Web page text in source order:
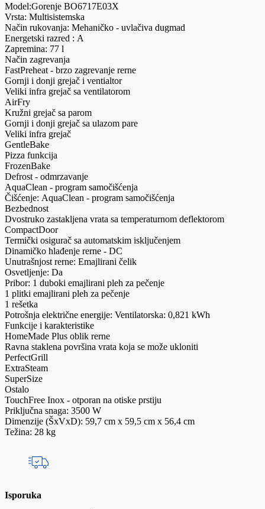
Model:Gorenje BO6717E03X
Vrsta: Multisistemska
Način rukovanja: Mehaničko - uvlačiva dugmad
Energetski razred : A
Zapremina: 77 l
Način zagrevanja
FastPreheat - brzo zagrevanje rerne
Gornji i donji grejač i ventialtor
Veliki infra grejač sa ventilatorom
AirFry
Kružni grejač sa parom
Gornji i donji grejač sa ulazom pare
Veliki infra grejač
GentleBake
Pizza funkcija
FrozenBake
Defrost - odmrzavanje
AquaClean - program samočišćenja
Čišćenje: AquaClean - program samočišćenja
Bezbednost
Dvostruko zastakljena vrata sa temperaturnom deflektorom
CompactDoor
Termički osigurač sa automatskim isključenjem
Dinamičko hlađenje rerne - DC
Unutrašnjost rerne: Emajlirani čelik
Osvetljenje: Da
Pribor: 1 duboki emajlirani pleh za pečenje
1 plitki emajlirani pleh za pečenje
1 rešetka
Potrošnja električne energije: Ventilatorska: 0,821 kWh
Funkcije i karakteristike
HomeMade Plus oblik rerne
Ravna staklena površina vrata koja se može ukloniti
PerfectGrill
ExtraSteam
SuperSize
Ostalo
TouchFree Inox - otporan na otiske prstiju
Priključna snaga: 3500 W
Dimenzije (ŠxVxD): 59,7 cm x 59,5 cm x 56,4 cm
Težina: 28 kg
Isporuka